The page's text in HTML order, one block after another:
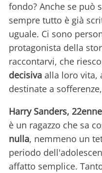
fondo? Anche se può
sempre tutto è già
uguale. Ci sono
protagonista della
raccontarvi, che
decisiva alla loro vita,
destinate a
Harry Sanders,
è un ragazzo che sa
nulla, nemmeno un
periodo
affatto semplice.